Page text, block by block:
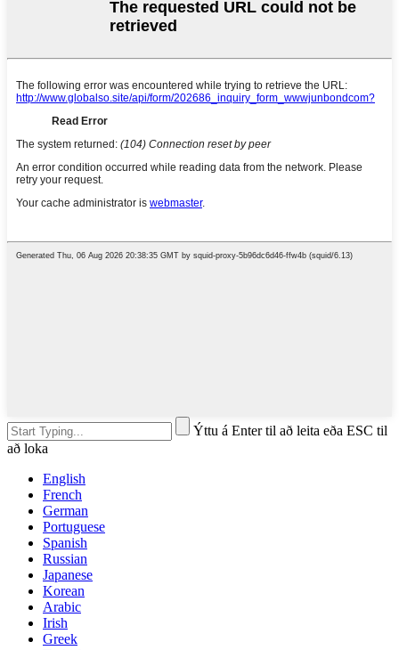
Ýttu á Enter til að leita eða ESC til
að loka
English
French
German
Portuguese
Spanish
Russian
Japanese
Korean
Arabic
Irish
Greek